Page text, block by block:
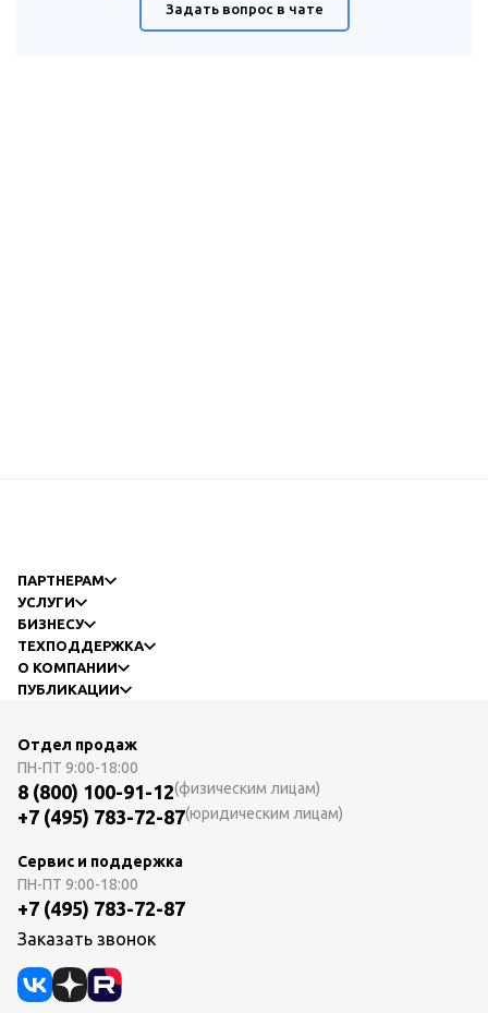
Задать вопрос в чате
ПАРТНЕРАМ
УСЛУГИ
БИЗНЕСУ
ТЕХПОДДЕРЖКА
О КОМПАНИИ
ПУБЛИКАЦИИ
Отдел продаж
ПН-ПТ 9:00-18:00
8 (800) 100-91-12(физическим лицам)
+7 (495) 783-72-87(юридическим лицам)
Сервис и поддержка
ПН-ПТ 9:00-18:00
+7 (495) 783-72-87
Заказать звонок